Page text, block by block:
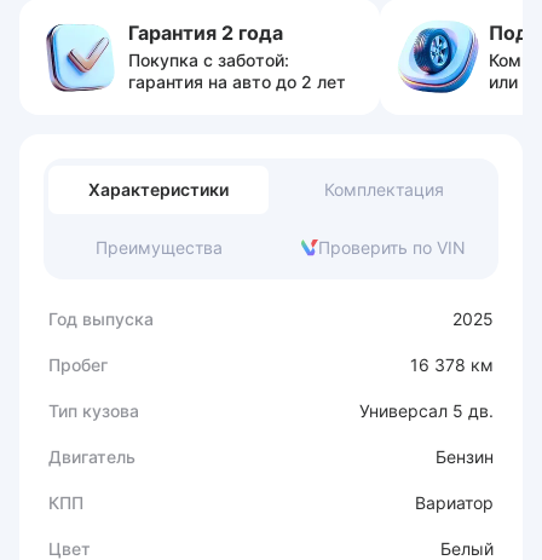
Гарантия 2 года
Покупка с заботой:
гарантия на авто до 2 лет
или
Характеристики Комплектация
Преимущества Проверить по VIN
Год выпуска 2025
Пробег 16 378 км
Тип кузова Универсал 5 дв.
Двигатель Бензин
КПП Вариатор
Цвет Белый